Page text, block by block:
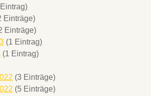
Einträge)
Einträge)
(1 Eintrag)
(1 Eintrag)
(3 Einträge)
(5 Einträge)